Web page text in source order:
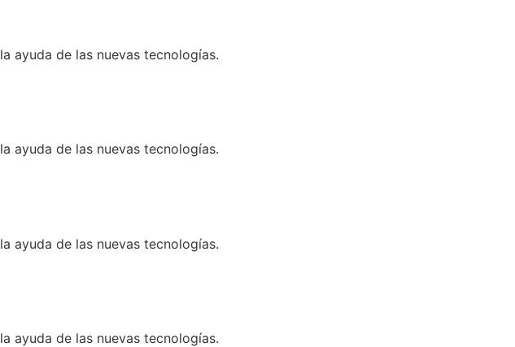
ayuda de las nuevas tecnologías.
ayuda de las nuevas tecnologías.
ayuda de las nuevas tecnologías.
ayuda de las nuevas tecnologías.